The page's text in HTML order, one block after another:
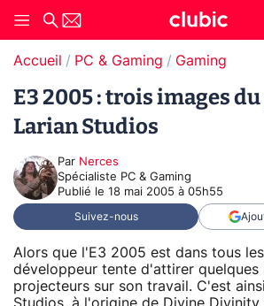
Accueil PC & Gaming Gaming
E3 2005 : trois images
Larian Studios
Par Nerces
Spécialiste PC & Gaming
Publié le 18 mai 2005 à 05h55
Suivez-nous
Alors que l'E3 2005 est dans tous
développeur tente d'attirer quelques
projecteurs sur son travail. C'est
Studios, à l'origine de Divine Divinity